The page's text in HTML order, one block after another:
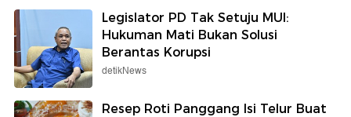
Legislator PD Tak Setuju MUI:
Hukuman Mati Bukan Solusi
Berantas Korupsi
detikNews
Resep Roti Panggang Isi Telur Buat